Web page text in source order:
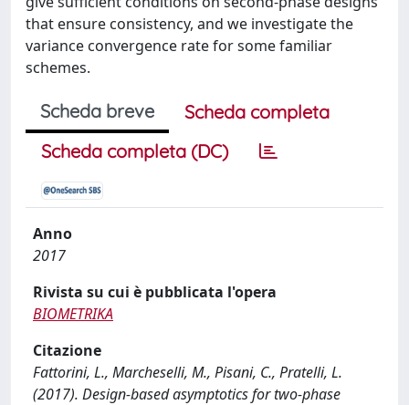
that ensure consistency, and we investigate the
variance convergence rate for some familiar
schemes.
Scheda breve
Scheda completa
Scheda completa (DC)
Anno
2017
Rivista su cui è pubblicata l'opera
BIOMETRIKA
Citazione
Fattorini, L., Marcheselli, M., Pisani, C., Pratelli, L.
(2017). Design-based asymptotics for two-phase